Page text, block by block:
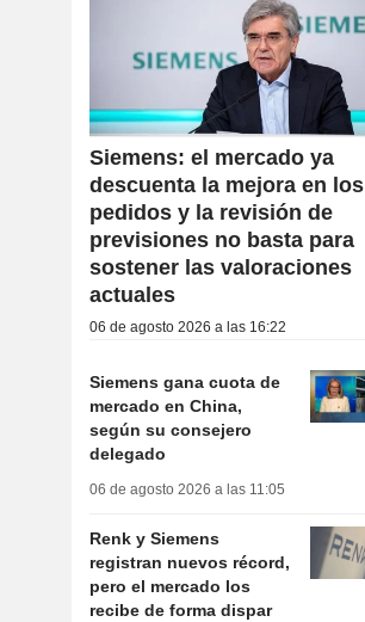
Siemens: el mercado ya
descuenta la mejora en los
pedidos y la revisión de
previsiones no basta para
sostener las valoraciones
actuales
06 de agosto 2026 a las 16:22
Siemens gana cuota de
mercado en China,
según su consejero
delegado
06 de agosto 2026 a las 11:05
Renk y Siemens
registran nuevos récord,
pero el mercado los
recibe de forma dispar